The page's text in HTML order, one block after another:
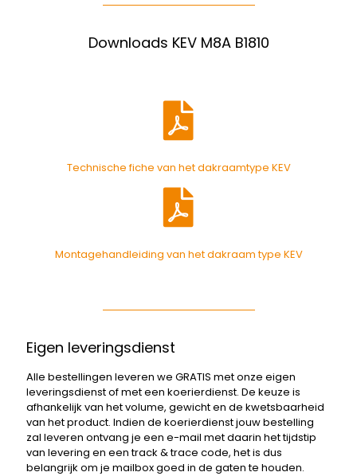
Downloads KEV M8A B1810
Technische fiche van het dakraamtype KEV
Montagehandleiding van het dakraam type KEV
Eigen leveringsdienst
Alle bestellingen leveren we GRATIS met onze eigen
leveringsdienst of met een koerierdienst. De keuze is
afhankelijk van het volume, gewicht en de kwetsbaarheid
van het product. Indien de koerierdienst jouw bestelling
zal leveren ontvang je een e-mail met daarin het tijdstip
van levering en een track & trace code, het is dus
belangrijk om je mailbox goed in de gaten te houden.